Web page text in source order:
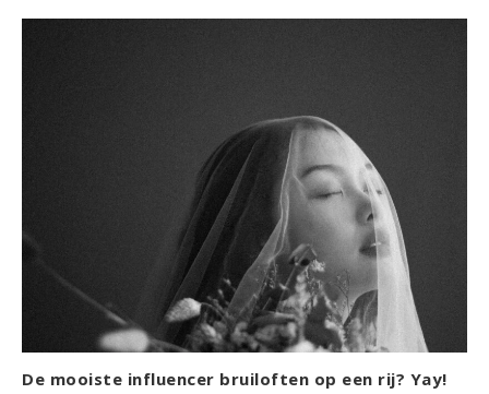
De mooiste influencer bruiloften op een rij? Yay!